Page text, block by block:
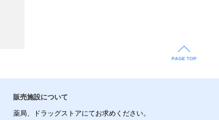
販売施設について
薬局、ドラッグストアにてお求めください。